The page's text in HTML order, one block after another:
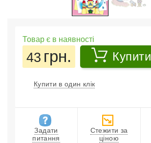
Товар є в наявності
43 грн. Купити
Купити в один клік
Задати
питання
Стежити за
ціною